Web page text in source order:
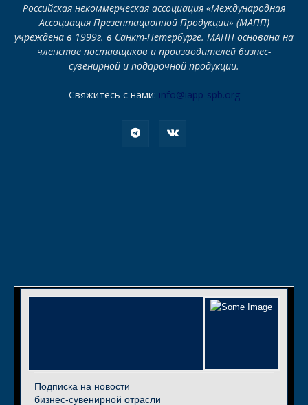
Российская некоммерческая ассоциация «Международная
Ассоциация Презентационной Продукции» (МАПП)
учреждена в 1999г. в Санкт-Петербурге. МАПП основана на
членстве поставщиков и производителей бизнес-
сувенирной и подарочной продукции.
Свяжитесь с нами: info@iapp-spb.org
Подписка на новости
бизнес-сувенирной отрасли